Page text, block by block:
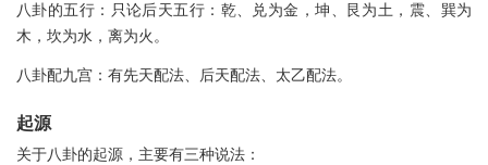
八卦的五行：只论后天五行：乾、兑为金，坤、艮为土，震、巽为
木，坎为水，离为火。
八卦配九宫：有先天配法、后天配法、太乙配法。
起源
关于八卦的起源，主要有三种说法：